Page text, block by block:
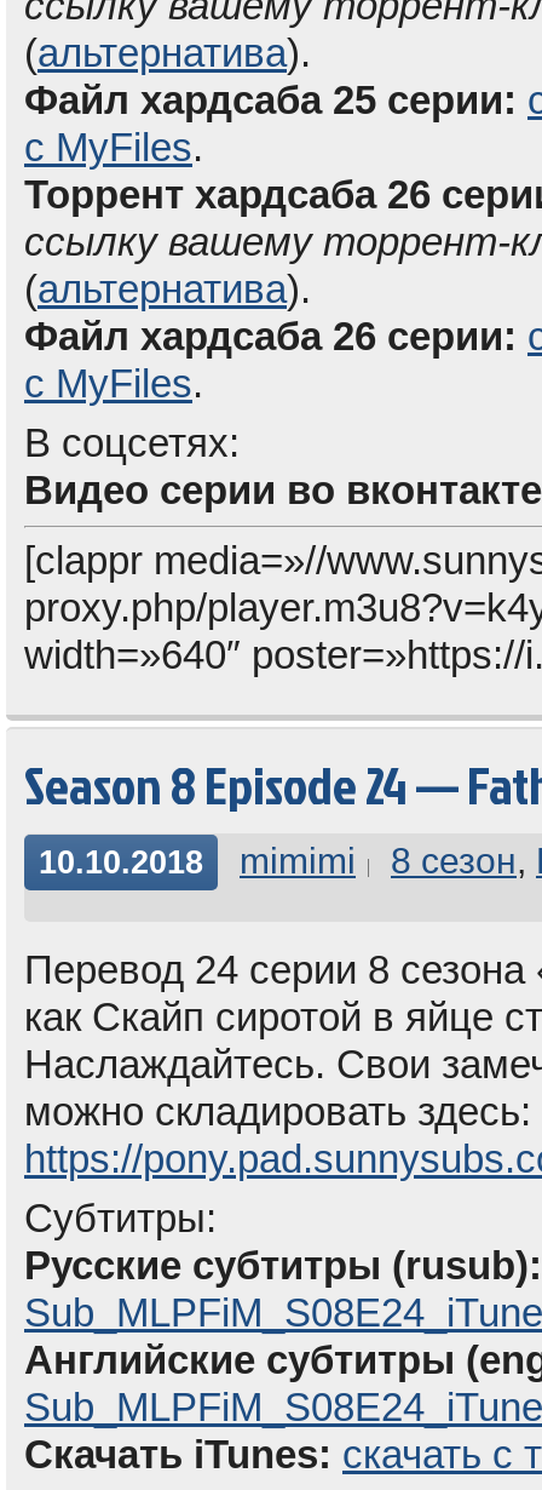
(альтернатива).
Файл хардсаба 25 серии:
с MyFiles.
Торрент хардсаба 26
ссылку вашему торрент-
(альтернатива).
Файл хардсаба 26 серии:
с MyFiles.
В соцсетях:
Видео серии во
[clappr media=»//
proxy.php/
width=»640″
Season 8 Episode 24 —
10.10.2018 mimimi 8 сезон,
Перевод 24 серии 8
как Скайп сиротой в яйце
Наслаждайтесь. Свои
можно складировать здесь:
https://
Субтитры:
Русские субтитры (rusub):
Английские субтитры
Скачать iTunes: скачать с